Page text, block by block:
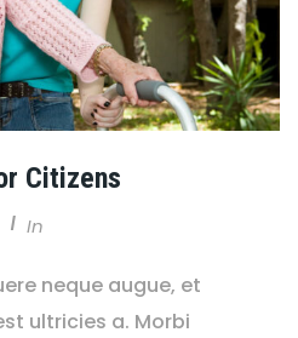
Citizens
In
neque augue, et
ultricies a. Morbi